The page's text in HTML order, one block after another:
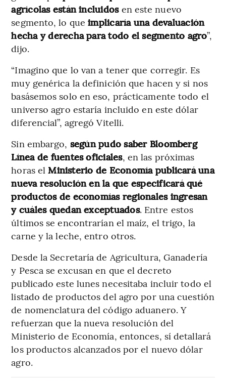
agrícolas están incluidosen este nuevo
segmento, lo queimplicaría una devaluación
hecha y derecha para todo el segmento agro”,
dijo.
“Imagino que lo van a tener que corregir. Es
muy genérica la definición que hacen y si nos
basásemos solo en eso, prácticamente todo el
universo agro estaría incluido en este dólar
diferencial”, agregó Vitelli.
Sin embargo, según pudo saber Bloomberg
Línea de fuentes oficiales, en las próximas
horas elMinisterio de Economía publicará una
nueva resolución en la que especificará qué
productos de economías regionales ingresan
y cuáles quedan exceptuados. Entre estos
últimos se encontrarían el maíz, el trigo, la
carne y la leche, entro otros.
Desde la Secretaría de Agricultura, Ganadería
y Pesca se excusan en que el decreto
publicado este lunes necesitaba incluir todo el
listado de productos del agro por una cuestión
de nomenclatura del código aduanero. Y
refuerzan que la nueva resolución del
Ministerio de Economía, entonces, sí detallará
los productos alcanzados por el nuevo dólar
agro.